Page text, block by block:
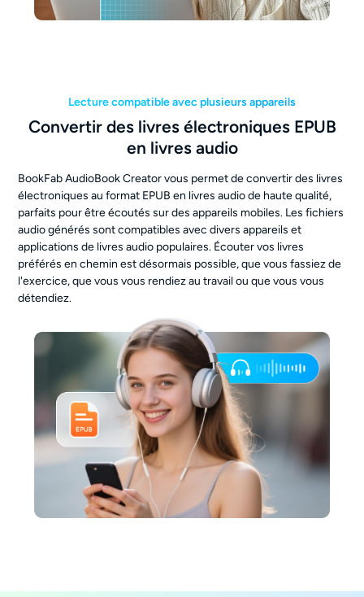
Lecture compatible avec plusieurs appareils
Convertir des livres électroniques EPUB
en livres audio
BookFab AudioBook Creator vous permet de convertir des livres
électroniques au format EPUB en livres audio de haute qualité,
parfaits pour être écoutés sur des appareils mobiles. Les fichiers
audio générés sont compatibles avec divers appareils et
applications de livres audio populaires. Écouter vos livres
préférés en chemin est désormais possible, que vous fassiez de
l'exercice, que vous vous rendiez au travail ou que vous vous
détendiez.